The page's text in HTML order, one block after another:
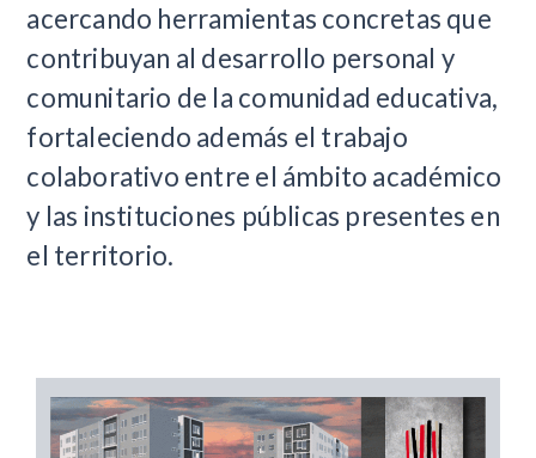
acercando herramientas concretas que
contribuyan al desarrollo personal y
comunitario de la comunidad educativa,
fortaleciendo además el trabajo
colaborativo entre el ámbito académico
y las instituciones públicas presentes en
el territorio.